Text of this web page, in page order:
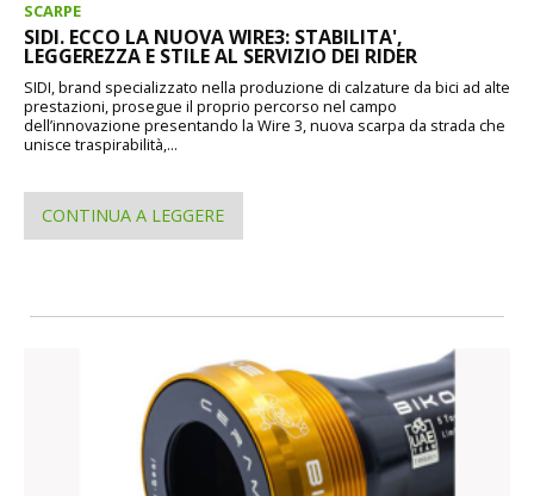
SCARPE
SIDI. ECCO LA NUOVA WIRE3: STABILITA',
LEGGEREZZA E STILE AL SERVIZIO DEI RIDER
SIDI, brand specializzato nella produzione di calzature da bici ad alte
prestazioni, prosegue il proprio percorso nel campo
dell’innovazione presentando la Wire 3, nuova scarpa da strada che
unisce traspirabilità,...
CONTINUA A LEGGERE